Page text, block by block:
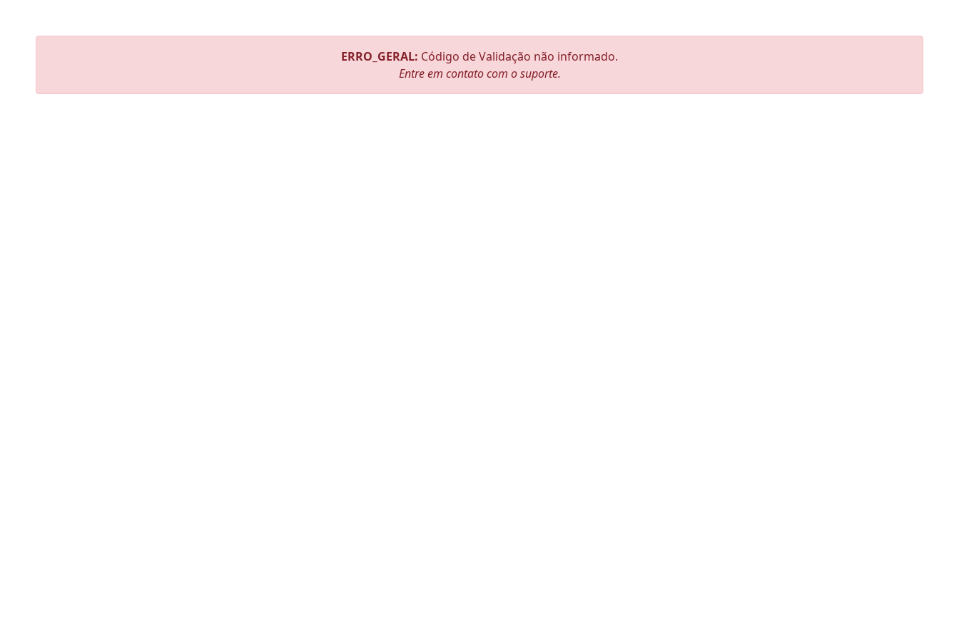
ERRO_GERAL: Código de Validação não informado.
Entre em contato com o suporte.